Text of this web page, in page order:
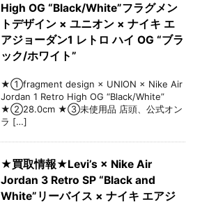
High OG “Black/White”フラグメン
トデザイン × ユニオン × ナイキ エ
アジョーダン1 レトロ ハイ OG “ブラ
ック/ホワイト”
★①fragment design × UNION × Nike Air
Jordan 1 Retro High OG “Black/White”
★②28.0cm ★③未使用品 店頭、公式オン
ラ […]
★買取情報★Levi’s × Nike Air
Jordan 3 Retro SP “Black and
White”リーバイス × ナイキ エアジ